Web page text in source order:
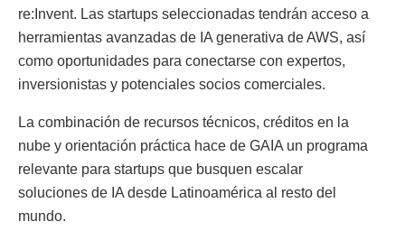
re:Invent. Las startups seleccionadas tendrán acceso a
herramientas avanzadas de IA generativa de AWS, así
como oportunidades para conectarse con expertos,
inversionistas y potenciales socios comerciales.
La combinación de recursos técnicos, créditos en la
nube y orientación práctica hace de GAIA un programa
relevante para startups que busquen escalar
soluciones de IA desde Latinoamérica al resto del
mundo.